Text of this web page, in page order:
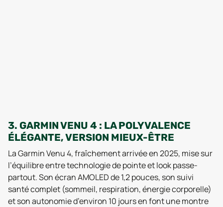
3. GARMIN VENU 4 : LA POLYVALENCE
ÉLÉGANTE, VERSION MIEUX-ÊTRE
La Garmin Venu 4, fraîchement arrivée en 2025, mise sur
l’équilibre entre technologie de pointe et look passe-
partout. Son écran AMOLED de 1,2 pouces, son suivi
santé complet (sommeil, respiration, énergie corporelle)
et son autonomie d’environ 10 jours en font une montre